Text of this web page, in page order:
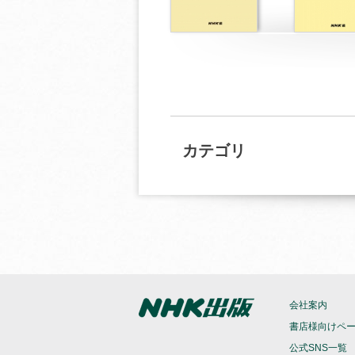
カテゴリ
会社案内
書店様向けペ
公式SNS一覧